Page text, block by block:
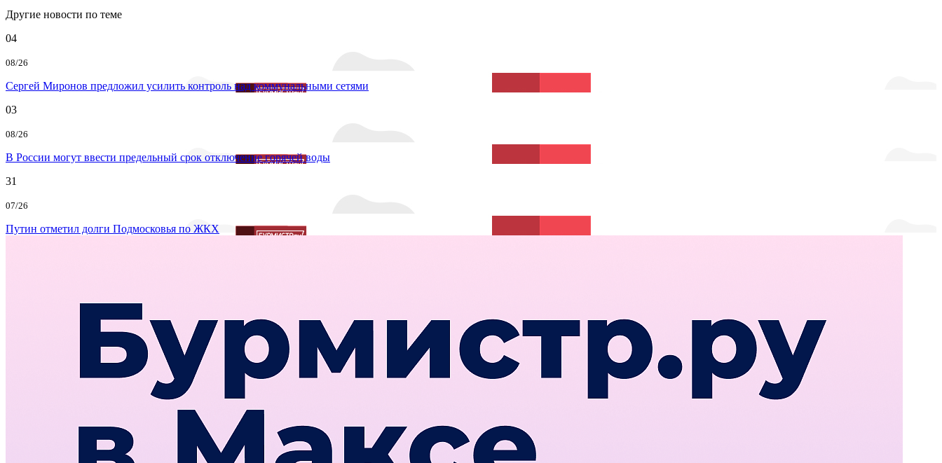
Другие новости по теме
04
08/26
Сергей Миронов предложил усилить контроль над коммунальными сетями
03
08/26
В России могут ввести предельный срок отключение горячей воды
31
07/26
Путин отметил долги Подмосковья по ЖКХ